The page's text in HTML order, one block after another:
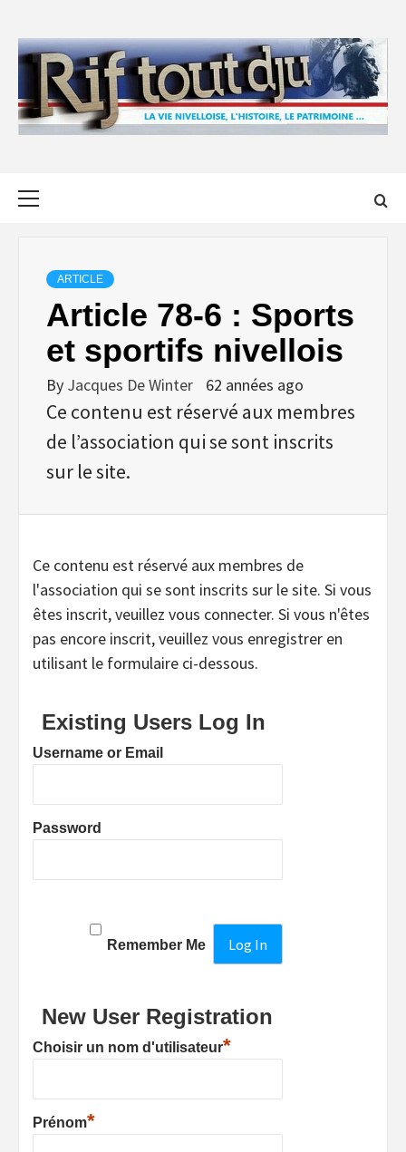
content
ARTICLE
Article 78-6 : Sports
et sportifs nivellois
By Jacques De Winter 62 années ago
Ce contenu est réservé aux membres
de l’association qui se sont inscrits
sur le site.
Ce contenu est réservé aux membres de
l'association qui se sont inscrits sur le site. Si vous
êtes inscrit, veuillez vous connecter. Si vous n'êtes
pas encore inscrit, veuillez vous enregistrer en
utilisant le formulaire ci-dessous.
Existing Users Log In
Username or Email
Password
Remember Me
New User Registration
Choisir un nom d'utilisateur*
Prénom*